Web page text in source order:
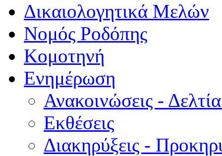
Δικαιολογητικά Μελών
Νομός Ροδόπης
Κομοτηνή
Ενημέρωση
Ανακοινώσεις -
Εκθέσεις
Διακηρύξεις -